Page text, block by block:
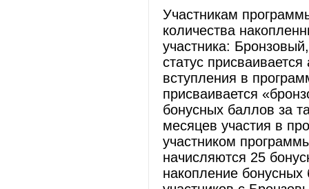
Участникам
количества
участника:
статус
вступления в
присваивается
бонусных баллов за
месяцев участия в
участником
начисляются 25
накопление